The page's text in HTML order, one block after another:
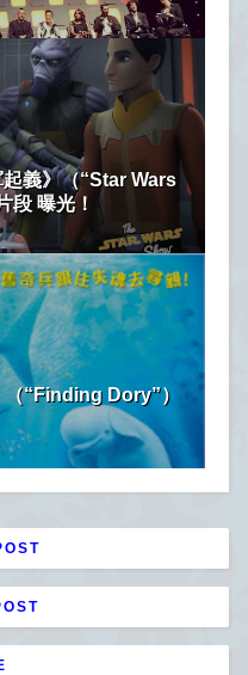
義》（“Star Wars
段 曝光！
“Finding Dory”）